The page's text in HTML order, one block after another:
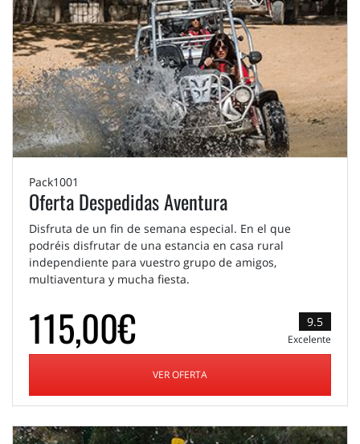
Pack1001
Oferta Despedidas Aventura
Disfruta de un fin de semana especial. En el que
podréis disfrutar de una estancia en casa rural
independiente para vuestro grupo de amigos,
multiaventura y mucha fiesta.
115,00€ 9.5
Excelente
VER OFERTA